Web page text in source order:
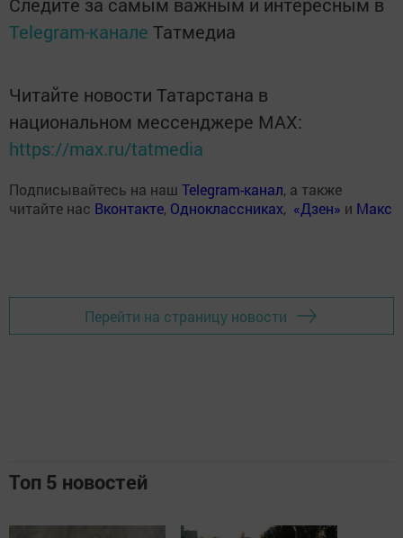
Telegram-канале Татмедиа
Читайте новости Татарстана в
национальном мессенджере MАХ:
https://max.ru/tatmedia
Подписывайтесь на наш Telegram-канал, а также
читайте нас Вконтакте, Одноклассниках, «Дзен» и Макс
Перейти на страницу новости
Топ 5 новостей